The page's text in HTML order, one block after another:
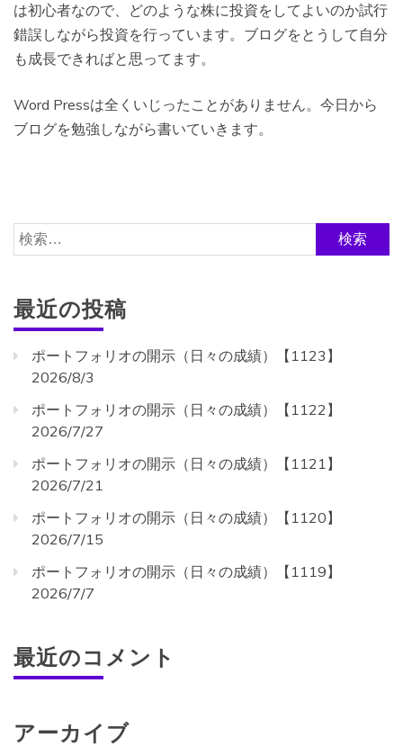
は初心者なので、どのような株に投資をしてよいのか試行
錯誤しながら投資を行っています。ブログをとうして自分
も成長できればと思ってます。
Word Pressは全くいじったことがありません。今日から
ブログを勉強しながら書いていきます。
検
索:
最近の投稿
ポートフォリオの開示（日々の成績）【1123】
2026/8/3
ポートフォリオの開示（日々の成績）【1122】
2026/7/27
ポートフォリオの開示（日々の成績）【1121】
2026/7/21
ポートフォリオの開示（日々の成績）【1120】
2026/7/15
ポートフォリオの開示（日々の成績）【1119】
2026/7/7
最近のコメント
アーカイブ